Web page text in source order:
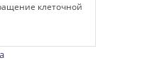
клеточной